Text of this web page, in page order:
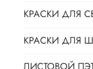
КРАСКИ ДЛЯ
КРАСКИ ДЛЯ
ЛИСТОВОЙ